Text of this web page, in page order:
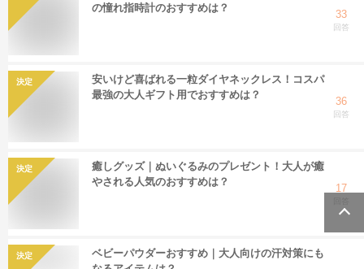
の憧れ指時計のおすすめは？
33
回答
決定
安いけど喜ばれる一粒ダイヤネックレス！コスパ
最強の大人ギフト用でおすすめは？
36
回答
決定
癒しグッズ｜ぬいぐるみのプレゼント！大人が癒
やされる人気のおすすめは？
17
決定
ベビーパウダーおすすめ｜大人向けの汗対策にも